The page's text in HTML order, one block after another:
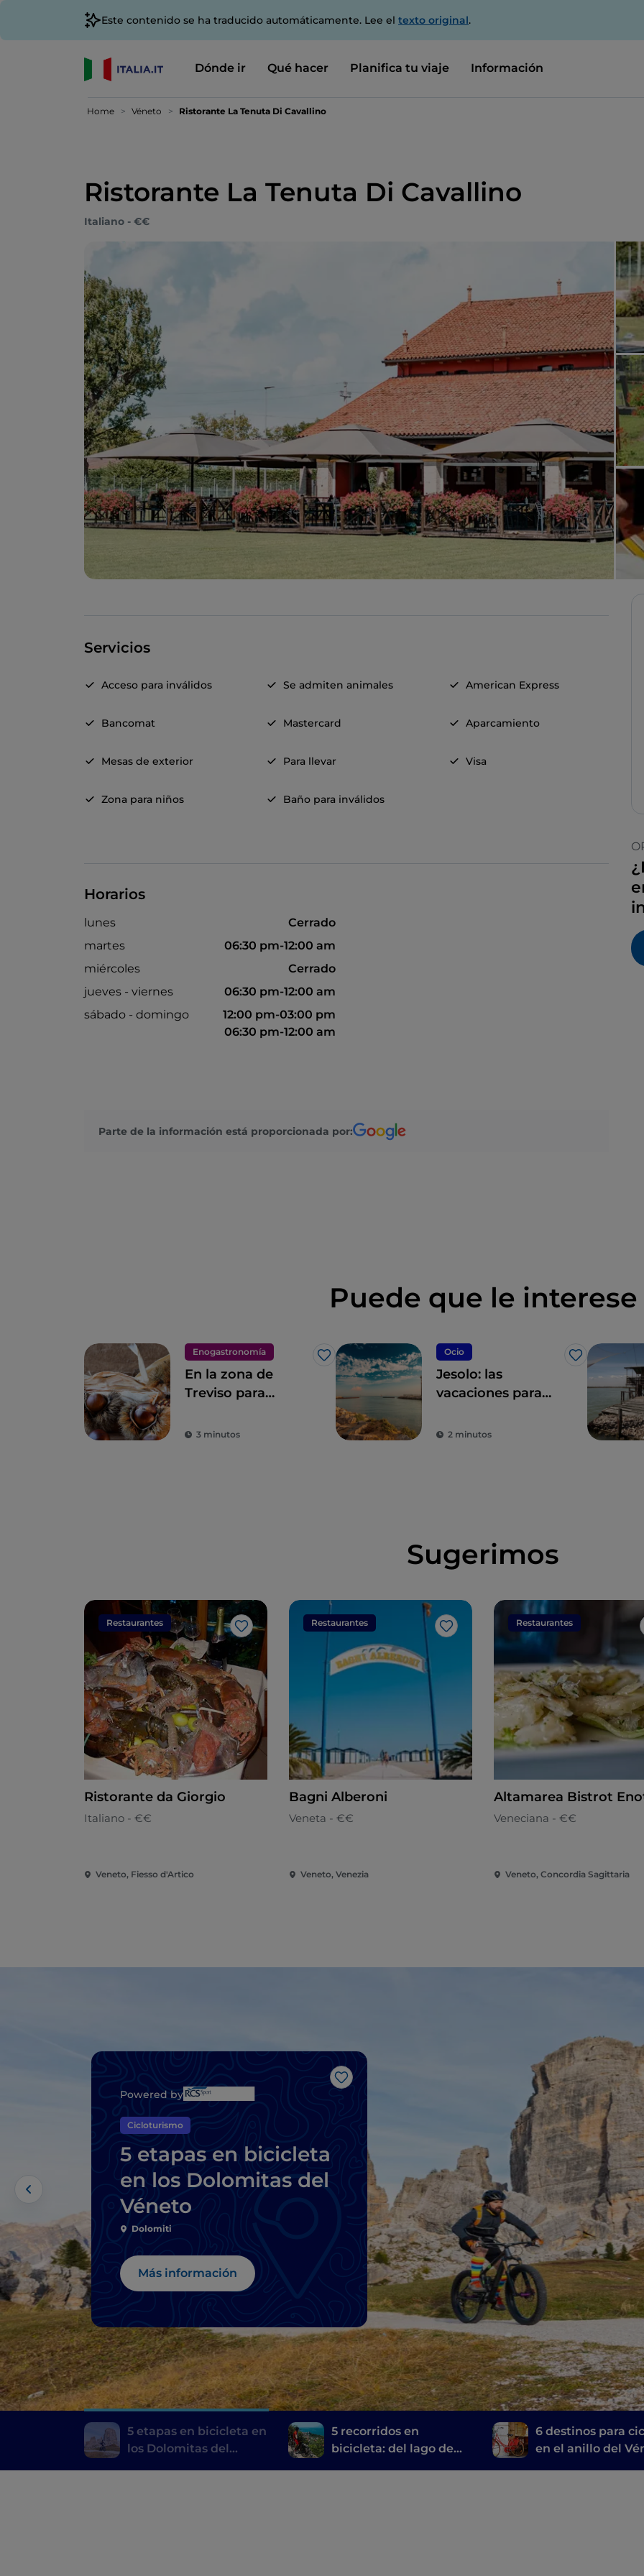
Este contenido se ha traducido automáticamente. Lee el texto original.
Dónde ir Qué hacer Planifica tu viaje Información
Home Véneto Ristorante La Tenuta Di Cavallino
Ristorante La Tenuta Di Cavallino
Italiano - €€
Servicios
Acceso para inválidos Se admiten animales American Express
Bancomat Mastercard Aparcamiento
Mesas de exterior Para llevar Visa
Zona para niños Baño para inválidos
Horarios
lunes
Cerrado
martes
06:30 pm-12:00 am
miércoles
Cerrado
jueves - viernes
06:30 pm-12:00 am
sábado - domingo
12:00 pm-03:00 pm
06:30 pm-12:00 am
Parte de la información está proporcionada por:
Puede que le interese
Enogastronomía
Me gusta
En la zona de
Treviso para
Castañas del
3 minutos
Ocio
Me gusta
Jesolo: las
vacaciones para
siempre
2 minutos
Sugerimos
Restaurantes
Me gusta
Ristorante da Giorgio
Italiano - €€
Veneto, Fiesso d'Artico
Restaurantes
Me gusta
Bagni Alberoni
Veneta - €€
Veneto, Venezia
Restaurantes
Altamarea Bistrot
Veneciana - €€
Veneto, Concordia Sagittaria
Me gusta
Powered by
Cicloturismo
5 etapas en bicicleta
en los Dolomitas del
Véneto
Dolomiti
Más información
5 etapas en bicicleta en
los Dolomitas del
5 recorridos en
bicicleta: del lago de
6 destinos para
en el anillo del